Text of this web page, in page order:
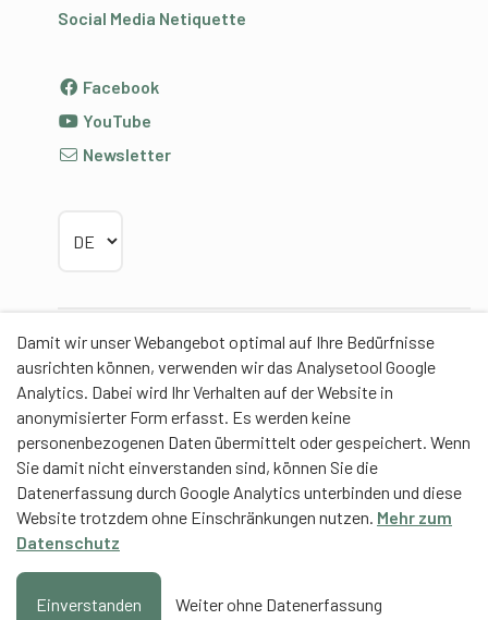
Damit wir unser Webangebot optimal auf Ihre Bedürfnisse
ausrichten können, verwenden wir das Analysetool Google
Analytics. Dabei wird Ihr Verhalten auf der Website in
anonymisierter Form erfasst. Es werden keine
personenbezogenen Daten übermittelt oder gespeichert. Wenn
Sie damit nicht einverstanden sind, können Sie die
Datenerfassung durch Google Analytics unterbinden und diese
Website trotzdem ohne Einschränkungen nutzen. Mehr zum
Datenschutz
Einverstanden Weiter ohne Datenerfassung
Social Media Netiquette
Facebook
YouTube
Newsletter
Partner
Contentpartner
Eidgenössische Hochschule für Sport Magglingen
EHSM